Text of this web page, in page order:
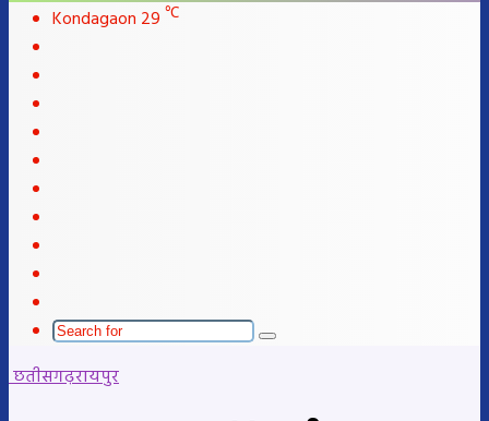
Kondagaon 29 ℃
skin
Search
छतीसगढ़रायपुर